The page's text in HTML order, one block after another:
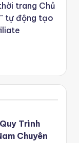
trang Chủ
tự động tạo
Trình
Chuyên